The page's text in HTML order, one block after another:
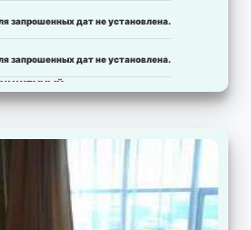
запрошенных дат не установлена.
запрошенных дат не установлена.
запрошенных дат не установлена.
запрошенных дат не установлена.